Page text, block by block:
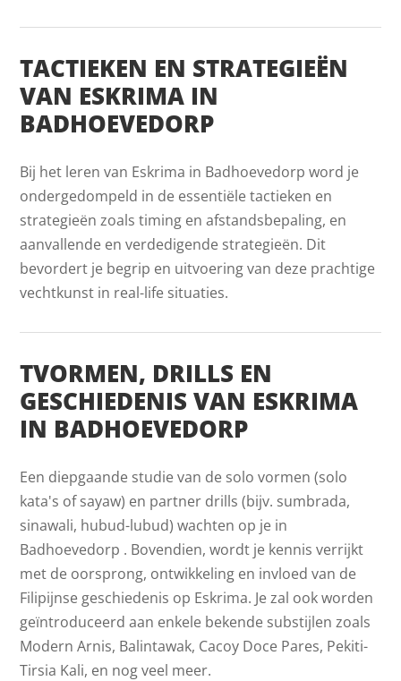
TACTIEKEN EN STRATEGIEËN
VAN ESKRIMA IN
BADHOEVEDORP
Bij het leren van Eskrima in Badhoevedorp word je
ondergedompeld in de essentiële tactieken en
strategieën zoals timing en afstandsbepaling, en
aanvallende en verdedigende strategieën. Dit
bevordert je begrip en uitvoering van deze prachtige
vechtkunst in real-life situaties.
TVORMEN, DRILLS EN
GESCHIEDENIS VAN ESKRIMA
IN BADHOEVEDORP
Een diepgaande studie van de solo vormen (solo
kata's of sayaw) en partner drills (bijv. sumbrada,
sinawali, hubud-lubud) wachten op je in
Badhoevedorp . Bovendien, wordt je kennis verrijkt
met de oorsprong, ontwikkeling en invloed van de
Filipijnse geschiedenis op Eskrima. Je zal ook worden
geïntroduceerd aan enkele bekende substijlen zoals
Modern Arnis, Balintawak, Cacoy Doce Pares, Pekiti-
Tirsia Kali, en nog veel meer.